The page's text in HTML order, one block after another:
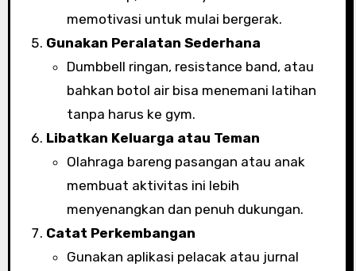
memotivasi untuk mulai bergerak.
Gunakan Peralatan Sederhana
Dumbbell ringan, resistance band, atau
bahkan botol air bisa menemani latihan
tanpa harus ke gym.
Libatkan Keluarga atau Teman
Olahraga bareng pasangan atau anak
membuat aktivitas ini lebih
menyenangkan dan penuh dukungan.
Catat Perkembangan
Gunakan aplikasi pelacak atau jurnal